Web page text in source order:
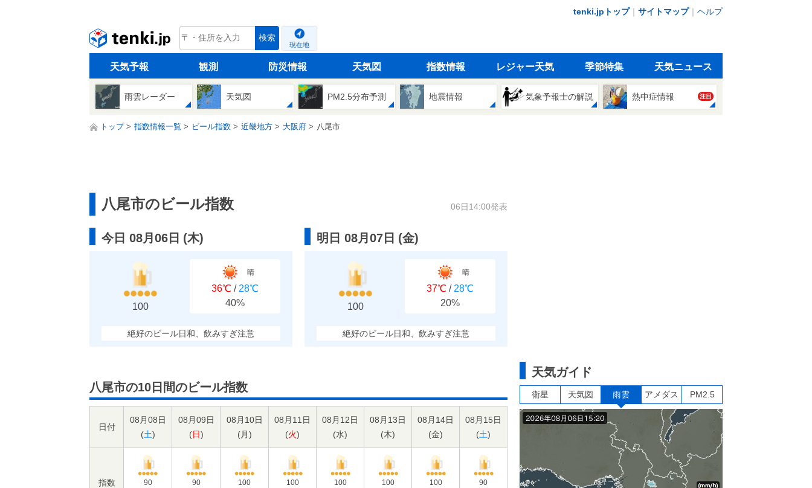
tenki.jpトップ｜ サイトマップ｜ ヘルプ
tenki.jp 検索
現在地
天気予報 観測 防災情報 天気図 指数情報 レジャー天気 季節特集 天気ニュース
雨雲レーダー 天気図 PM2.5分布予測 地震情報 気象予報士の解説 熱中症情報 注目
トップ 指数情報一覧 ビール指数 近畿地方 大阪府 八尾市
八尾市のビール指数 06日14:00発表
今日 08月06日 (木)
100
晴
36℃ / 28℃
40%
絶好のビール日和、飲みすぎ注意
明日 08月07日 (金)
100
晴
37℃ / 28℃
20%
絶好のビール日和、飲みすぎ注意
八尾市の10日間のビール指数
日付
08月08日
(土)
08月09日
(日)
08月10日
(月)
08月11日
(火)
08月12日
(水)
08月13日
(木)
08月14日
(金)
08月15日
(土)
指数 90 90 100 100 100 100 100 90
天気ガイド
衛星 天気図 雨雲 アメダス PM2.5